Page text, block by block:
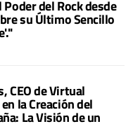
Poder del Rock desde
su Último Sencillo
CEO de Virtual
la Creación del
La Visión de un